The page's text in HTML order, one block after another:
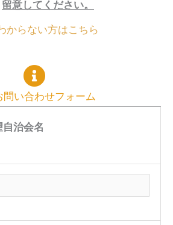
留意してください。
からない方はこちら
問い合わせフォーム
治会名